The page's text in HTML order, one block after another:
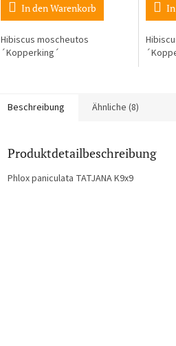
In den Warenkorb
Hibiscus moscheutos
´Kopperking´
Beschreibung Ähnliche (8)
Produktdetailbeschreibung
Phlox paniculata TATJANA K9x9